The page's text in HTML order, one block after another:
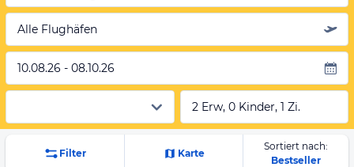
Alle Flughäfen
10.08.26 - 08.10.26
2 Erw, 0 Kinder, 1 Zi.
Filter Karte
Sortiert nach:
Bestseller